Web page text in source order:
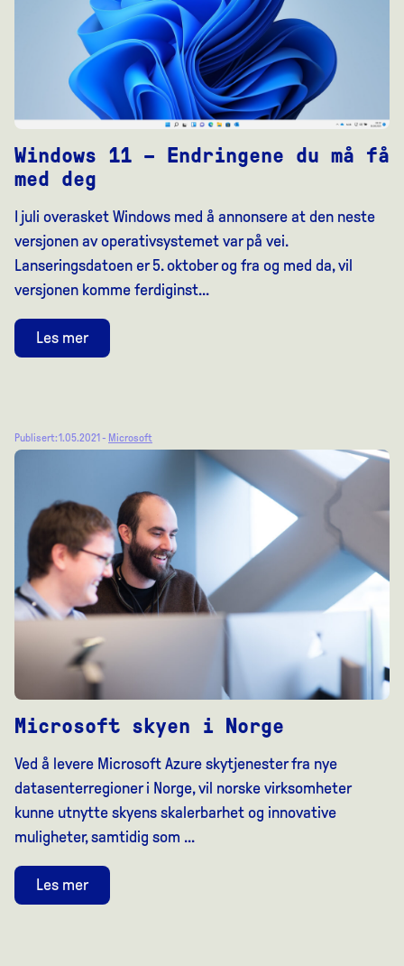
Windows 11 – Endringene du må få
med deg
I juli overasket Windows med å annonsere at den neste
versjonen av operativsystemet var på vei.
Lanseringsdatoen er 5. oktober og fra og med da, vil
versjonen komme ferdiginst...
Les mer
Publisert: 1.05.2021 - Microsoft
Microsoft skyen i Norge
Ved å levere Microsoft Azure skytjenester fra nye
datasenterregioner i Norge, vil norske virksomheter
kunne utnytte skyens skalerbarhet og innovative
muligheter, samtidig som ...
Les mer